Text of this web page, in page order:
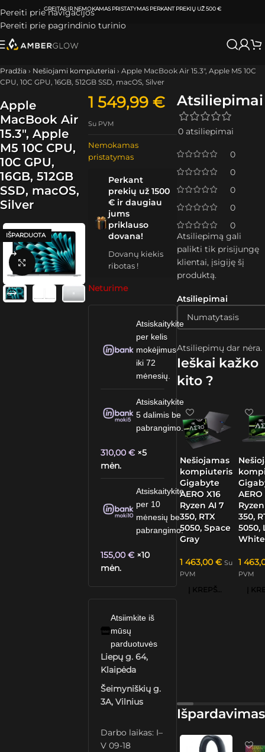
Pereiti prie navigacijos
Pereiti prie pagrindinio turinio
ATSIIMKITE UŽSAKYMĄKLAIPĖDOJE IR VILNIUJEPER0-3 DARBO DIENAS.
Pradžia › Nešiojami kompiuteriai › Apple MacBook Air 15.3″, Apple M5 10C
CPU, 10C GPU, 16GB, 512GB SSD, macOS, Silver
Apple
MacBook Air
15.3″, Apple
M5 10C CPU,
10C GPU,
16GB, 512GB
SSD, macOS,
Silver
IŠPARDUOTA
Spustelėkite, kad padidintumėte
1 549,99€
Su PVM
Nemokamas
pristatymas
Perkant
prekių už 1500
€ ir daugiau
jums
priklauso
dovana!
Dovanų kiekis
ribotas !
Neturime
Atsiskaitykite
per kelis
mokėjimus
iki 72
mėnesių.
Atsiskaitykite
5 dalimis be
pabrangimo.
310,00€ ×5
mėn.
Atsiskaitykite
per 10
mėnesių be
pabrangimo.
155,00€ ×10
mėn.
Atsiimkite iš
mūsų
parduotuvės
Liepų g. 64,
Klaipėda
Šeimyniškių g.
3A, Vilnius
Darbo laikas: I–
V 09-18
Atsiliepimai
0 atsiliepimai
0
0
0
0
0
Atsiliepimai
Atsiliepimų dar nėra.
Atsiliepimą gali
palikti tik prisijungę
klientai, įsigiję šį
produktą.
Ieškai kažko
kito ?
Nešiojamas
kompiuteris
Gigabyte
AERO X16
Ryzen AI 7
350, RTX
5050, Space
Gray
1 463,00 € Su
PVM
Į KREPŠELĮ
AERO
350,
5050,
White
1
PVM
Išpardavimas